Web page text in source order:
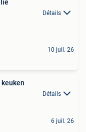
Détails
10 juil. 26
Détails
6 juil. 26